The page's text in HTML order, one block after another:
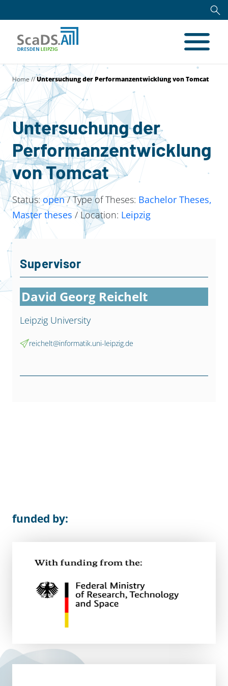
Home//Untersuchung der Performanzentwicklung von Tomcat
Supervisor
David Georg Reichelt
Leipzig University
reichelt@informatik.uni-leipzig.de
Untersuchung der
Performanzentwicklung
von Tomcat
Status:open/ Type of Theses: Bachelor Theses,
Master theses / Location: Leipzig
funded by: